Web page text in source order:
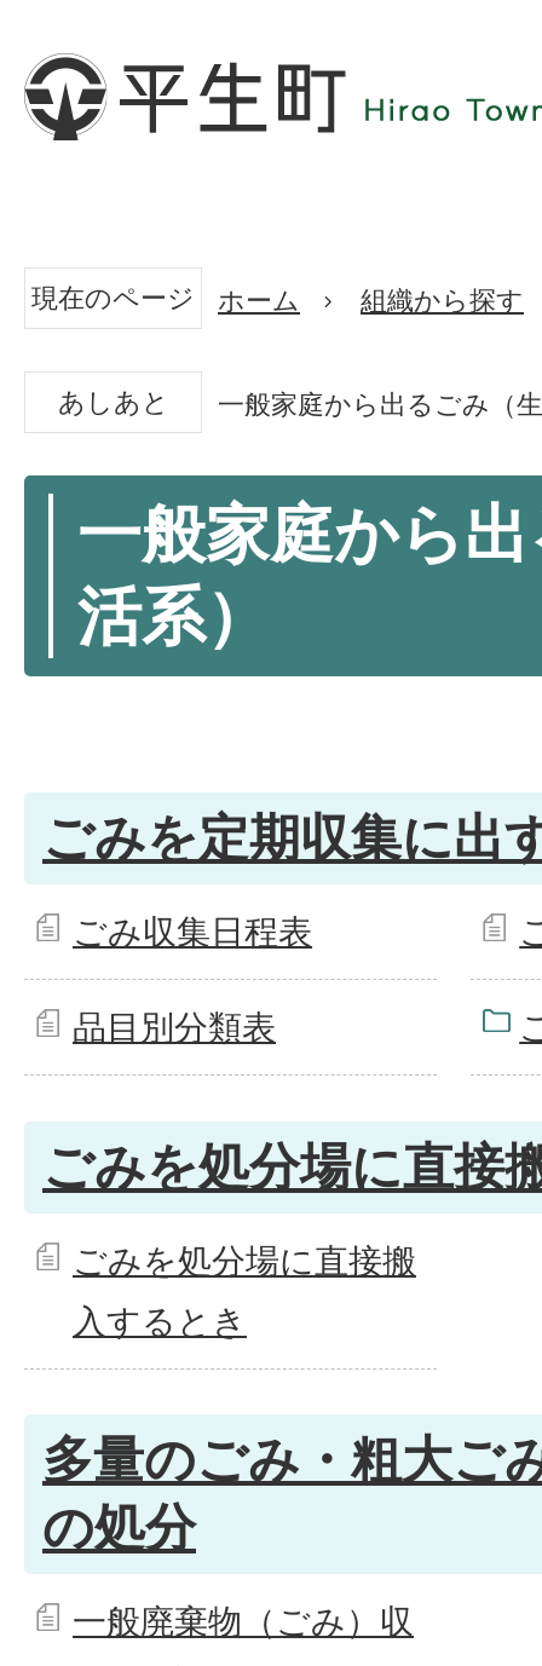
現在のページ ホーム 組織から探す
あしあと 一般家庭から出るごみ（
一般家庭から
活系）
ごみを定期収集に出
ごみ収集日程表
品目別分類表
ごみを処分場に直接
ごみを処分場に直接搬
入するとき
多量のごみ・粗大ご
の処分
一般廃棄物（ごみ）収